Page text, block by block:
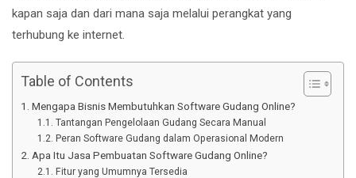
kapan saja dan dari mana saja melalui perangkat yang
terhubung ke internet.
Table of Contents
Mengapa Bisnis Membutuhkan Software Gudang Online?
Tantangan Pengelolaan Gudang Secara Manual
Peran Software Gudang dalam Operasional Modern
Apa Itu Jasa Pembuatan Software Gudang Online?
Fitur yang Umumnya Tersedia